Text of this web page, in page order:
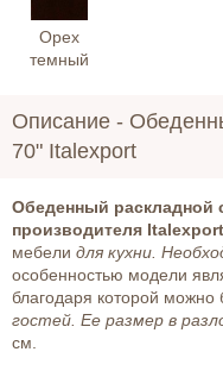
Орех
темный
Описание -
70" Italexport
Обеденный раскладной
производителя Italexport
мебели для кухни.
особенностью модели
благодаря которой можно
гостей. Ее размер в
см.